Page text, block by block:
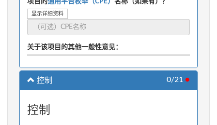
显示详细资料
关于该项目的其他一般性意见：
控制 0/21 ●
控制